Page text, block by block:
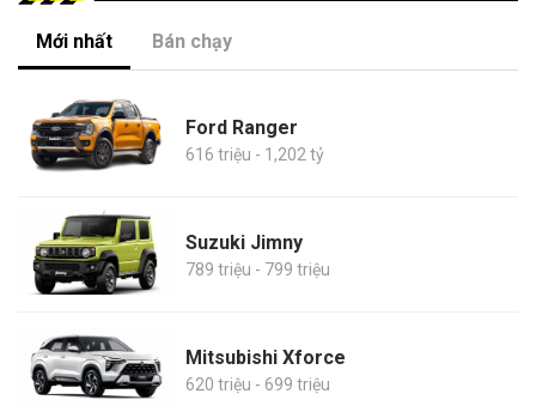
Mới nhất Bán chạy
Ford Ranger
616 triệu - 1,202 tỷ
Suzuki Jimny
789 triệu - 799 triệu
Mitsubishi Xforce
620 triệu - 699 triệu